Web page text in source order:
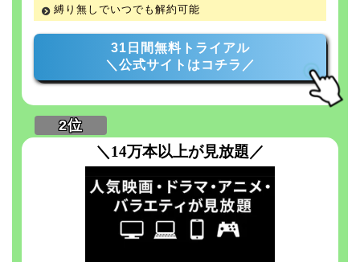
縛り無しでいつでも解約可能
31日間無料トライアル
＼公式サイトはコチラ／
＼14万本以上が見放題／